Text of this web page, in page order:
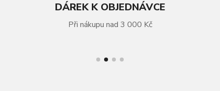
DÁREK K OBJEDNÁVCE
Při nákupu nad 3 000 Kč